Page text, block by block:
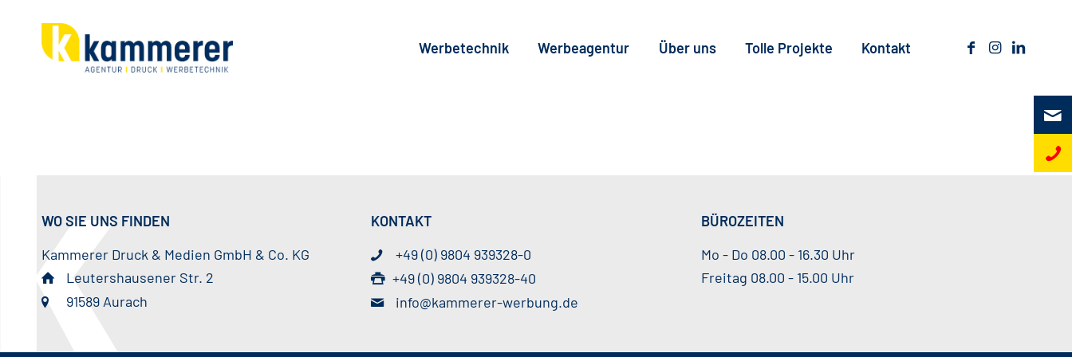
Werbetechnik Werbeagentur Über uns Tolle Projekte Kontakt
WO SIE UNS FINDEN
Kammerer Druck & Medien GmbH & Co. KG
Leutershausener Str. 2
91589 Aurach
KONTAKT
+49 (0) 9804 939328-0
+49 (0) 9804 939328-40
info@kammerer-werbung.de
BÜROZEITEN
Mo - Do 08.00 - 16.30 Uhr
Freitag 08.00 - 15.00 Uhr